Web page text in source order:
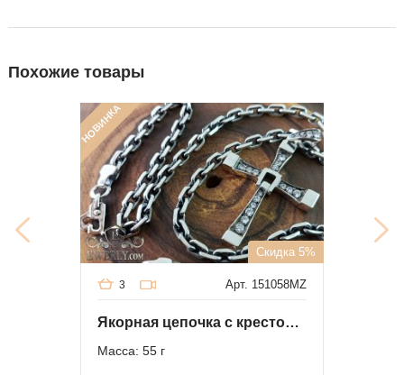
Похожие товары
НОВИНКА
Скидка 5%
Арт. 151058MZ
3
Якорная цепочка с крестом Доминика Торетто
Масса: 55 г